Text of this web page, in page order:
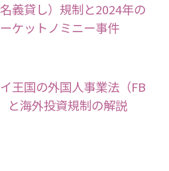
名義貸し）規制と2024年の
ケットノミニー事件
王国の外国人事業法（FB
と海外投資規制の解説